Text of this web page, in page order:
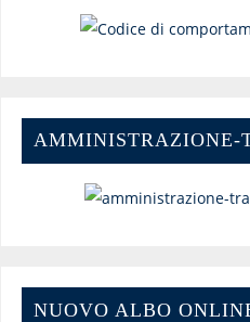
AMMINISTRAZIONE-
NUOVO ALBO